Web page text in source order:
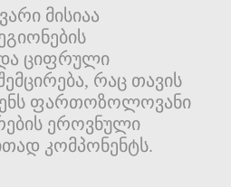
მისიაა
და ციფრული
რაც თავის
ფართოზოლოვანი
ეროვნული
კომპონენტს.